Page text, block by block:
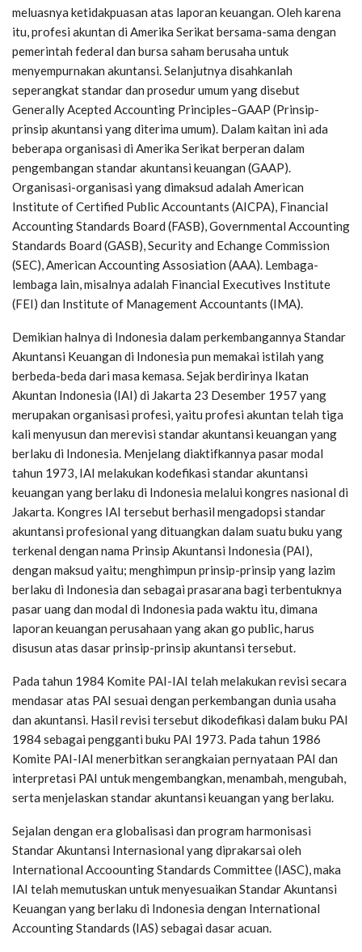
meluasnya ketidakpuasan atas laporan keuangan. Oleh karena
itu, profesi akuntan di Amerika Serikat bersama-sama dengan
pemerintah federal dan bursa saham berusaha untuk
menyempurnakan akuntansi. Selanjutnya disahkanlah
seperangkat standar dan prosedur umum yang disebut
Generally Acepted Accounting Principles–GAAP (Prinsip-
prinsip akuntansi yang diterima umum). Dalam kaitan ini ada
beberapa organisasi di Amerika Serikat berperan dalam
pengembangan standar akuntansi keuangan (GAAP).
Organisasi-organisasi yang dimaksud adalah American
Institute of Certified Public Accountants (AICPA), Financial
Accounting Standards Board (FASB), Governmental Accounting
Standards Board (GASB), Security and Echange Commission
(SEC), American Accounting Assosiation (AAA). Lembaga-
lembaga lain, misalnya adalah Financial Executives Institute
(FEI) dan Institute of Management Accountants (IMA).
Demikian halnya di Indonesia dalam perkembangannya Standar
Akuntansi Keuangan di Indonesia pun memakai istilah yang
berbeda-beda dari masa kemasa. Sejak berdirinya Ikatan
Akuntan Indonesia (IAI) di Jakarta 23 Desember 1957 yang
merupakan organisasi profesi, yaitu profesi akuntan telah tiga
kali menyusun dan merevisi standar akuntansi keuangan yang
berlaku di Indonesia. Menjelang diaktifkannya pasar modal
tahun 1973, IAI melakukan kodefikasi standar akuntansi
keuangan yang berlaku di Indonesia melalui kongres nasional di
Jakarta. Kongres IAI tersebut berhasil mengadopsi standar
akuntansi profesional yang dituangkan dalam suatu buku yang
terkenal dengan nama Prinsip Akuntansi Indonesia (PAI),
dengan maksud yaitu; menghimpun prinsip-prinsip yang lazim
berlaku di Indonesia dan sebagai prasarana bagi terbentuknya
pasar uang dan modal di Indonesia pada waktu itu, dimana
laporan keuangan perusahaan yang akan go public, harus
disusun atas dasar prinsip-prinsip akuntansi tersebut.
Pada tahun 1984 Komite PAI-IAI telah melakukan revisi secara
mendasar atas PAI sesuai dengan perkembangan dunia usaha
dan akuntansi. Hasil revisi tersebut dikodefikasi dalam buku PAI
1984 sebagai pengganti buku PAI 1973. Pada tahun 1986
Komite PAI-IAI menerbitkan serangkaian pernyataan PAI dan
interpretasi PAI untuk mengembangkan, menambah, mengubah,
serta menjelaskan standar akuntansi keuangan yang berlaku.
Sejalan dengan era globalisasi dan program harmonisasi
Standar Akuntansi Internasional yang diprakarsai oleh
International Accoounting Standards Committee (IASC), maka
IAI telah memutuskan untuk menyesuaikan Standar Akuntansi
Keuangan yang berlaku di Indonesia dengan International
Accounting Standards (IAS) sebagai dasar acuan.